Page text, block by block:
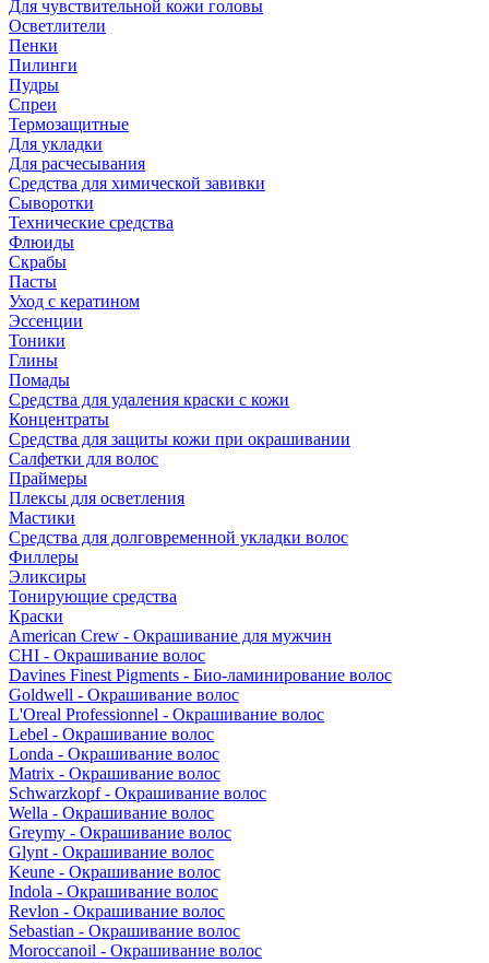
Для чувствительной кожи головы
Осветлители
Пенки
Пилинги
Пудры
Спреи
Термозащитные
Для укладки
Для расчесывания
Средства для химической завивки
Сыворотки
Технические средства
Флюиды
Скрабы
Пасты
Уход с кератином
Эссенции
Тоники
Глины
Помады
Средства для удаления краски с кожи
Концентраты
Средства для защиты кожи при окрашивании
Салфетки для волос
Праймеры
Плексы для осветления
Мастики
Средства для долговременной укладки волос
Филлеры
Эликсиры
Тонирующие средства
Краски
American Crew - Окрашивание для мужчин
CHI - Окрашивание волос
Davines Finest Pigments - Био-ламинирование волос
Goldwell - Окрашивание волос
L'Oreal Professionnel - Окрашивание волос
Lebel - Окрашивание волос
Londa - Окрашивание волос
Matrix - Окрашивание волос
Schwarzkopf - Окрашивание волос
Wella - Окрашивание волос
Greymy - Окрашивание волос
Glynt - Окрашивание волос
Keune - Окрашивание волос
Indola - Окрашивание волос
Revlon - Окрашивание волос
Sebastian - Окрашивание волос
Moroccanoil - Окрашивание волос